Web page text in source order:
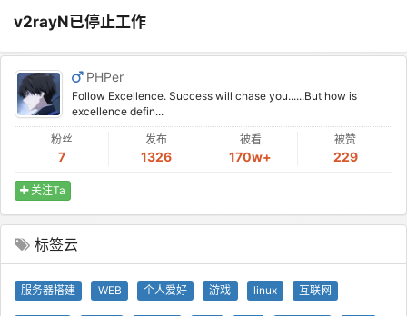
v2rayN已停止工作
PHPer
Follow Excellence. Success will chase you......But how is
excellence defin...
粉丝
7
发布
1326
被看
170w+
被赞
229
关注Ta
标签云
服务器搭建 WEB 个人爱好 游戏 linux 互联网